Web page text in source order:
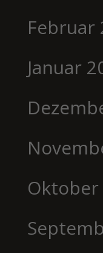
Februar
Januar
Oktober